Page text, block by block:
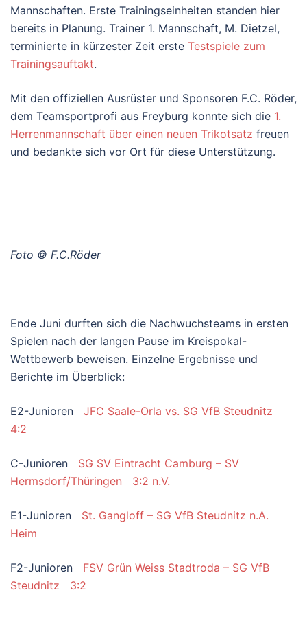
Mannschaften. Erste Trainingseinheiten standen hier
bereits in Planung. Trainer 1. Mannschaft, M. Dietzel,
terminierte in kürzester Zeit erste Testspiele zum
Trainingsauftakt.
Mit den offiziellen Ausrüster und Sponsoren F.C. Röder,
dem Teamsportprofi aus Freyburg konnte sich die 1.
Herrenmannschaft über einen neuen Trikotsatz freuen
und bedankte sich vor Ort für diese Unterstützung.
Foto © F.C.Röder
Ende Juni durften sich die Nachwuchsteams in ersten
Spielen nach der langen Pause im Kreispokal-
Wettbewerb beweisen. Einzelne Ergebnisse und
Berichte im Überblick:
E2-Junioren JFC Saale-Orla vs. SG VfB Steudnitz
4:2
C-Junioren SG SV Eintracht Camburg – SV
Hermsdorf/Thüringen 3:2 n.V.
E1-Junioren St. Gangloff – SG VfB Steudnitz n.A.
Heim
F2-Junioren FSV Grün Weiss Stadtroda – SG VfB
Steudnitz 3:2